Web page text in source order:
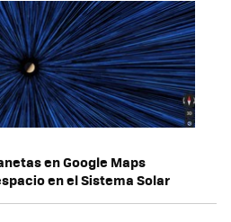
en Google Maps
en el Sistema Solar